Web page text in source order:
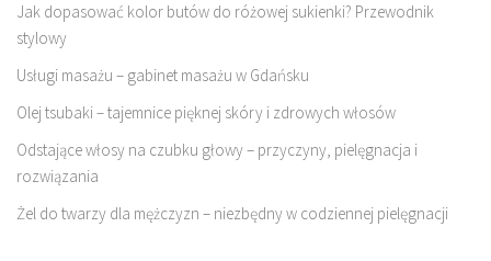
Jak dopasować kolor butów do różowej sukienki? Przewodnik
stylowy
Usługi masażu – gabinet masażu w Gdańsku
Olej tsubaki – tajemnice pięknej skóry i zdrowych włosów
Odstające włosy na czubku głowy – przyczyny, pielęgnacja i
rozwiązania
Żel do twarzy dla mężczyzn – niezbędny w codziennej pielęgnacji